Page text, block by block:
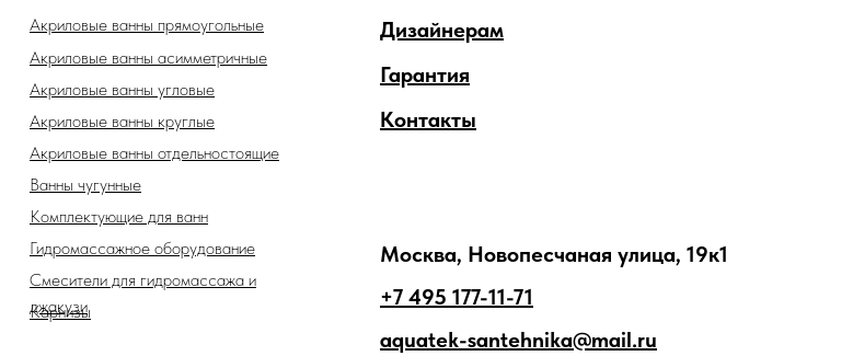
Акриловые ванны прямоугольные Дизайнерам
Гарантия
Контакты
Акриловые ванны отдельностоящие
Акриловые ванны асимметричные
Акриловые ванны угловые
Акриловые ванны круглые
Ванны чугунные
Комплектующие для ванн
Гидромассажное оборудование
Смесители для гидромассажа и
джакузи
Карнизы
Москва, Новопесчаная улица, 19к1
+7 495 177-11-71
aquatek-santehnika@mail.ru